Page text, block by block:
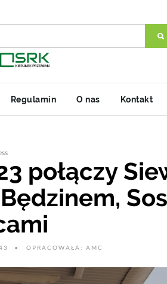
Regulamin O nas Kontakt
połączy
OPRACOWAŁA: AMC